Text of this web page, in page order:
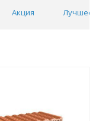
Акция Лучшее